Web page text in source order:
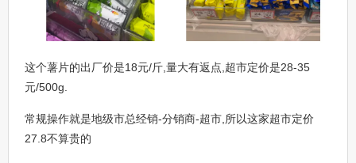
这个薯片的出厂价是18元/斤,量大有返点,超市定价是28-35
元/500g.
常规操作就是地级市总经销-分销商-超市,所以这家超市定价
27.8不算贵的